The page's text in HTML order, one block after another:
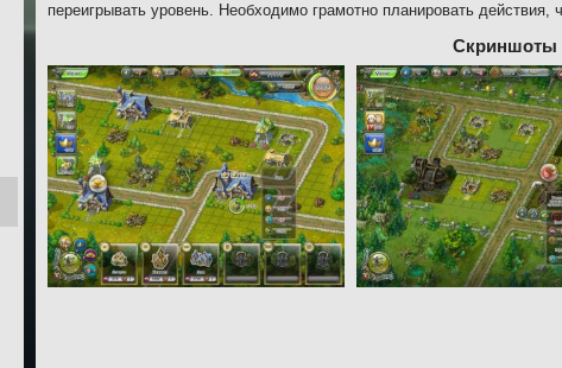
переигрывать уровень. Необходимо грамотно планировать действия,
Скриншоты